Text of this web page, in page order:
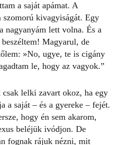
a saját apámat. A
szomorú kivagyiságát. Egy
nagyanyám lett volna. És a
Magyarul, de
»No, ugye, te is cigány
le, hogy az vagyok.”
csak lelki zavart okoz, ha egy
a saját – és a gyereke – fejét.
hogy én sem akarom,
beléjük ivódjon. De
fognak rájuk nézni, mit